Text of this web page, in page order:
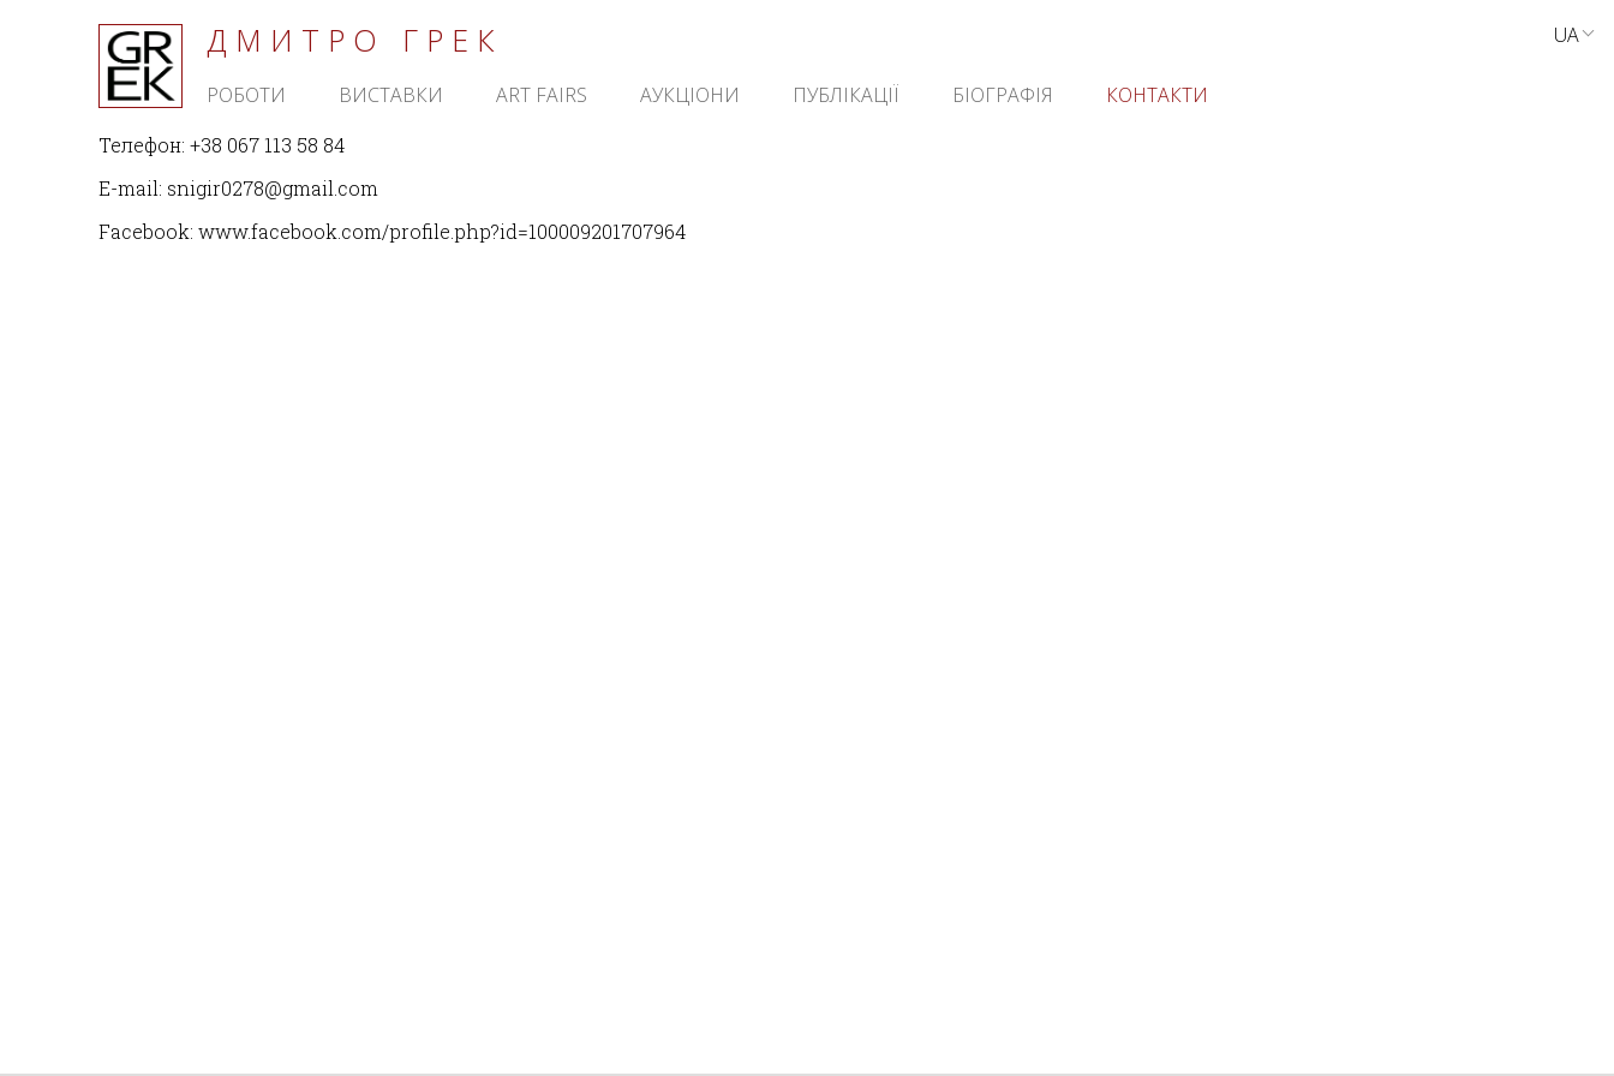
UA
ДМИТРО ГРЕК
РОБОТИ ВИСТАВКИ ART FAIRS АУКЦІОНИ ПУБЛІКАЦІЇ БІОГРАФІЯ КОНТАКТИ
Телефон: +38 067 113 58 84
E-mail: snigir0278@gmail.com
Facebook: www.facebook.com/profile.php?id=100009201707964